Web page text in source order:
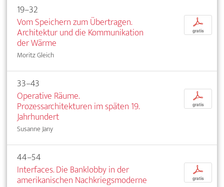
19–32
Vom Speichern zum Übertragen.
Architektur und die Kommunikation
der Wärme
Moritz Gleich
p
gratis
33–43
Operative Räume.
Prozessarchitekturen im späten 19.
Jahrhundert
Susanne Jany
p
gratis
44–54
Interfaces. Die Banklobby in der
amerikanischen Nachkriegsmoderne
p
gratis